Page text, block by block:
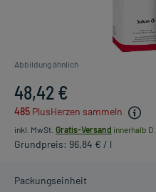
Abbildung ähnlich
48,42 €
485 PlusHerzen sammeln
inkl. MwSt. Gratis-Versand innerhalb D.
Grundpreis: 96,84 € / l
Packungseinheit